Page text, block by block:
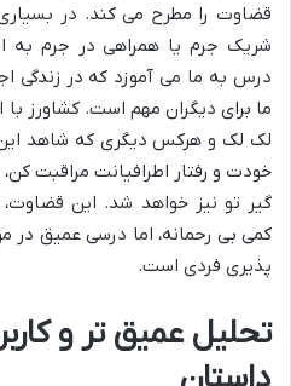
قضاوت را مطرح می کند. در
شریک جرم یا همراهی در جرم به
درس به ما می آموزد که در زندگی
ما برای دیگران مهم است. کشاورز
لک لک و هرکس دیگری که شاهد این
خودت و رفتار اطرافیانت مراقبت
گیر تو نیز خواهد شد. این
کمی بی رحمانه، اما درسی عمیق در
پذیری فردی است.
تحلیل عمیق تر و